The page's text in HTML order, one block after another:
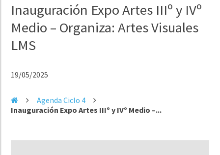
Inauguración Expo Artes IIIº y IVº
Medio – Organiza: Artes Visuales
LMS
19/05/2025
Agenda Ciclo 4
Inauguración Expo Artes IIIº y IVº Medio –...